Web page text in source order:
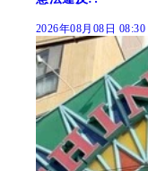
2026年08月08日 08:30